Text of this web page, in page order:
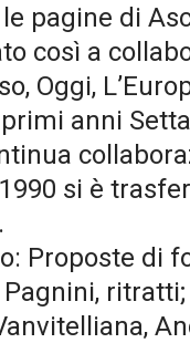
pagine di
così a
Oggi,
anni
si è
di